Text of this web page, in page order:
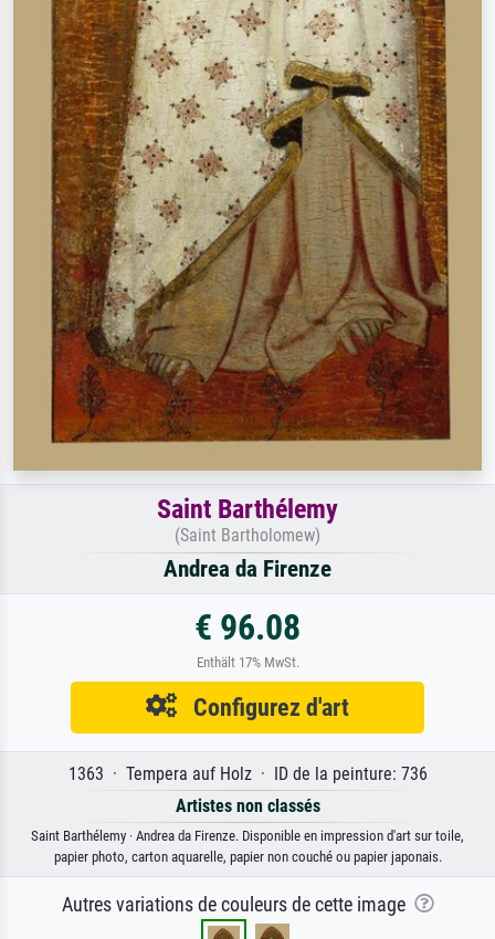
Saint Barthélemy
(Saint Bartholomew)
Andrea da Firenze
€ 96.08
Enthält 17% MwSt.
Configurez d'art
1363 · Tempera auf Holz · ID de la peinture: 736
Artistes non classés
Saint Barthélemy · Andrea da Firenze. Disponible en impression d'art sur toile,
papier photo, carton aquarelle, papier non couché ou papier japonais.
Autres variations de couleurs de cette image